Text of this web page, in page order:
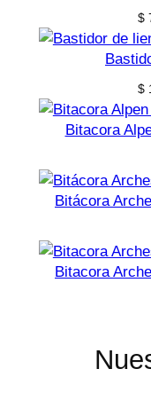
$
$
Bitacora
Bitácora
Bitacora